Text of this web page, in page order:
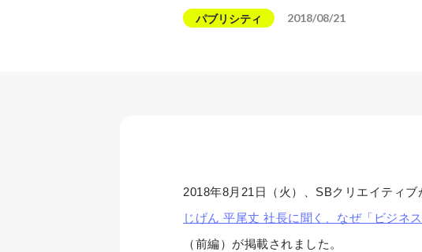
パブリシティ 2018/08/21
2018年8月21日（火）、SBクリエイティ
じげん 平尾丈 社長に聞く、なぜ「ビジネ
（前編）が掲載されました。